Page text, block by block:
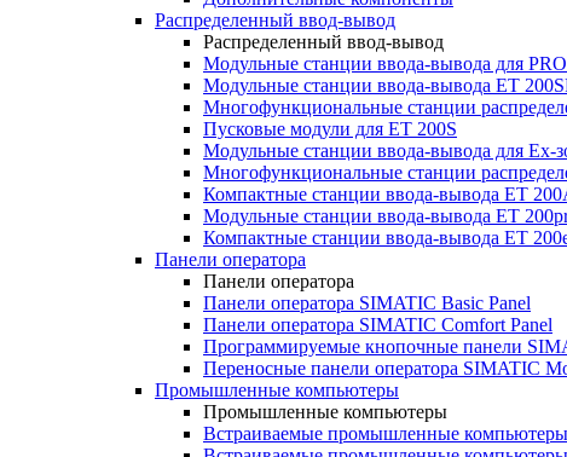
Распределенный ввод-вывод
Распределенный ввод-вывод
Модульные станции ввода-вывода для
Модульные станции ввода-вывода ET
Многофункциональные станции
Пусковые модули для ET 200S
Модульные станции ввода-вывода для Ex-
Многофункциональные станции
Компактные станции ввода-вывода ET
Модульные станции ввода-вывода ET
Компактные станции ввода-вывода ET
Панели оператора
Панели оператора
Панели оператора SIMATIC Basic Panel
Панели оператора SIMATIC Comfort Panel
Программируемые кнопочные панели
Переносные панели оператора SIMATIC
Промышленные компьютеры
Промышленные компьютеры
Встраиваемые промышленные